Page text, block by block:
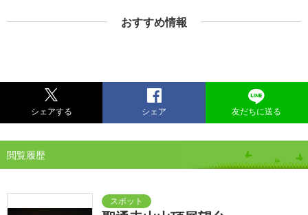
おすすめ情報
シェアする シェア 友だちに送る
閲覧履歴